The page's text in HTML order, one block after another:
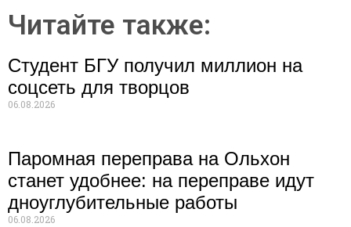
Читайте также:
Студент БГУ получил миллион на
соцсеть для творцов
06.08.2026
Паромная переправа на Ольхон
станет удобнее: на переправе идут
дноуглубительные работы
06.08.2026